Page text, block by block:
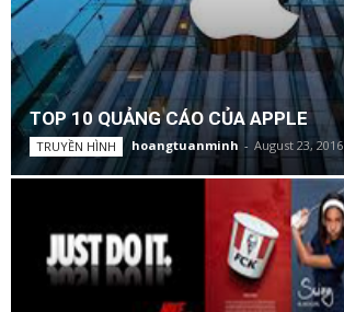
TOP 10 QUẢNG CÁO CỦA APPLE
TRUYỀN HÌNH hoangtuanminh - August 23, 2016